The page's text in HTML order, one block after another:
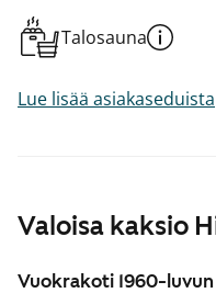
Valoisa kaksio
Vuokrakoti 1960-
Talosauna
Lue lisää asiakaseduista